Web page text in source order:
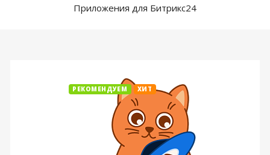
Приложения для Битрикс24
РЕКОМЕНДУЕМ ХИТ